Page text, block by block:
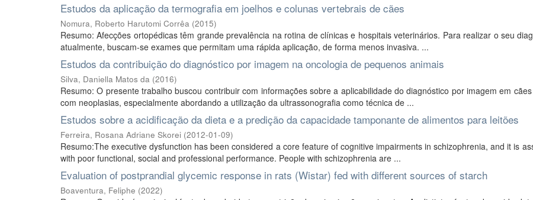
Estudos da aplicação da termografia em joelhos e colunas vertebrais de cães
Nomura, Roberto Harutomi Corrêa (2015)
Resumo: Afecções ortopédicas têm grande prevalência na rotina de clínicas e hospitais veterinários. Para realizar o seu
atualmente, buscam-se exames que permitam uma rápida aplicação, de forma menos invasiva. ...
Estudos da contribuição do diagnóstico por imagem na oncologia de pequenos animais
Silva, Daniella Matos da (2016)
Resumo: O presente trabalho buscou contribuir com informações sobre a aplicabilidade do diagnóstico por imagem em
com neoplasias, especialmente abordando a utilização da ultrassonografia como técnica de ...
Estudos sobre a acidificação da dieta e a predição da capacidade tamponante de alimentos para leitões
Ferreira, Rosana Adriane Skorei (2012-01-09)
Resumo:The executive dysfunction has been considered a core feature of cognitive impairments in schizophrenia, and it is
with poor functional, social and professional performance. People with schizophrenia are ...
Evaluation of postprandial glycemic response in rats (Wistar) fed with different sources of starch
Boaventura, Feliphe (2022)